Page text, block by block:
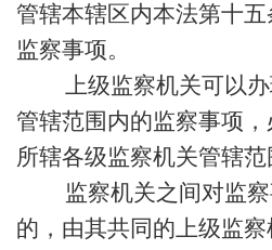
管辖本辖区内本法第十
监察事项。
上级监察机关可以
管辖范围内的监察事项
所辖各级监察机关管辖范
监察机关之间对监
的，由其共同的上级监察